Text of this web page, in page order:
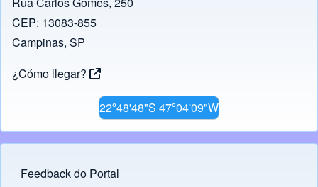
CEP: 13083-855
Campinas, SP
¿Cómo llegar?
22º48'48"S 47º04'09"W
Footer menu
Feedback do Portal